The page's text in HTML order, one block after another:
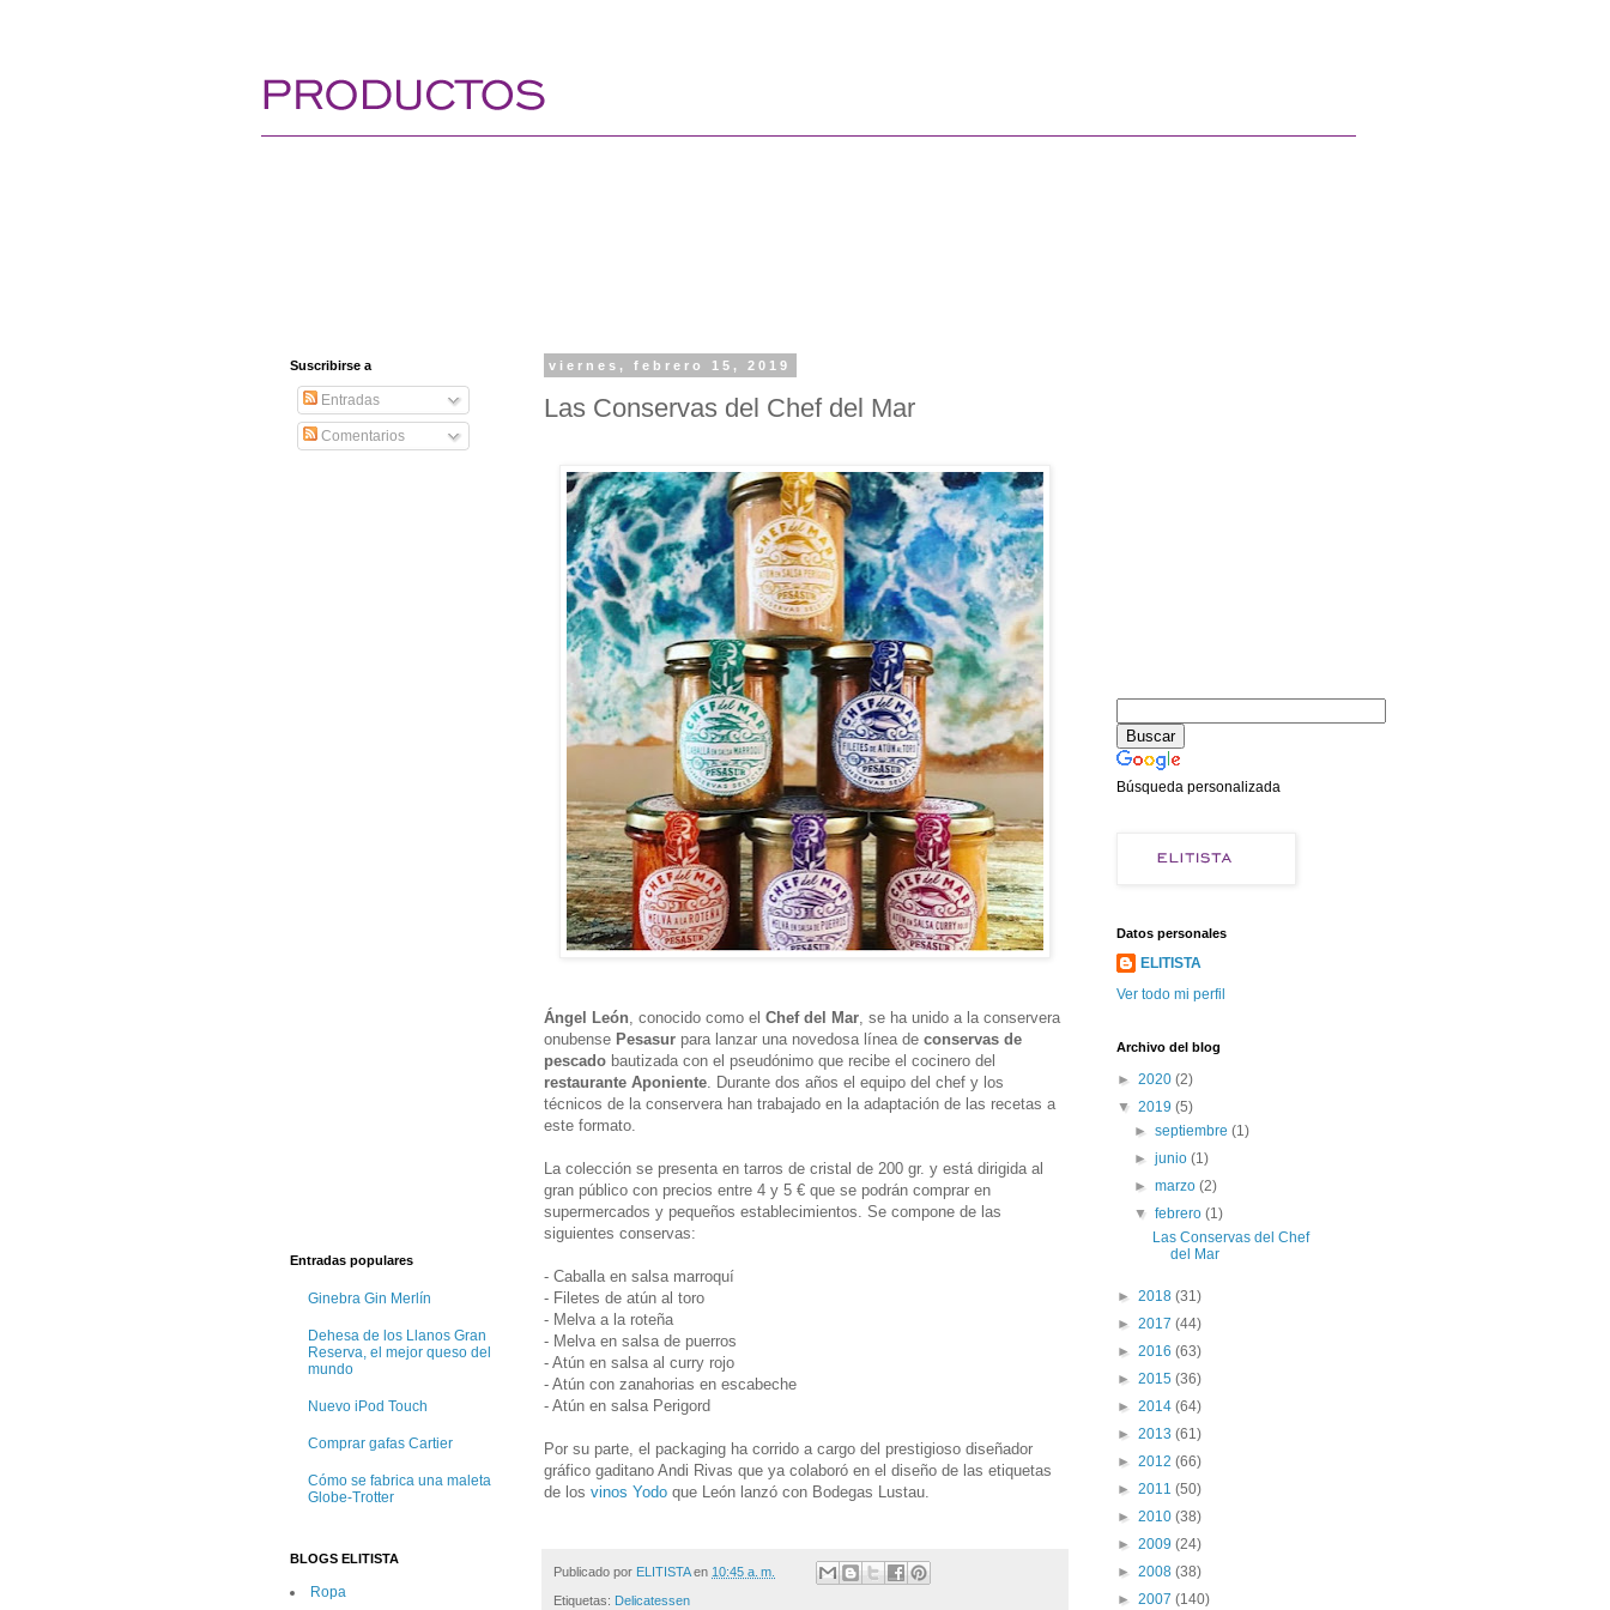
viernes, febrero 15, 2019
Las Conservas del Chef del Mar
Ángel León , conocido como el Chef del Mar , se ha unido a la conservera
onubense Pesasur para lanzar una novedosa línea de conservas de
pescado bautizada con el pseudónimo que recibe el cocinero del
restaurante Aponiente . Durante dos años el equipo del chef y los
técnicos de la conservera han trabajado en la adaptación de las recetas a
este formato.
La colección se presenta en tarros de cristal de 200 gr. y está dirigida al
gran público con precios entre 4 y 5 € que se podrán comprar en
supermercados y pequeños establecimientos. Se compone de las
siguientes conservas:
- Caballa en salsa marroquí
- Filetes de atún al toro
- Melva a la roteña
- Melva en salsa de puerros
- Atún en salsa al curry rojo
- Atún con zanahorias en escabeche
- Atún en salsa Perigord
Por su parte, el packaging ha corrido a cargo del prestigioso diseñador
gráfico gaditano Andi Rivas que ya colaboró en el diseño de las etiquetas
de los vinos Yodo que León lanzó con Bodegas Lustau.
Publicado por ELITISTA en 10:45 a. m.
Etiquetas: Delicatessen
Suscribirse a
Entradas
Comentarios
Entradas populares
Ginebra Gin Merlín
Dehesa de los Llanos Gran
Reserva, el mejor queso del
mundo
Nuevo iPod Touch
Comprar gafas Cartier
Cómo se fabrica una maleta
Globe-Trotter
BLOGS ELITISTA
Ropa
Búsqueda personalizada
Datos personales
ELITISTA
Ver todo mi perfil
Archivo del blog
► 2020 (2)
▼ 2019 (5)
►septiembre(1)
►junio(1)
►marzo(2)
▼febrero(1)
Las Conservas del Chef
del Mar
► 2018 (31)
► 2017 (44)
► 2016 (63)
► 2015 (36)
► 2014 (64)
► 2013 (61)
► 2012 (66)
► 2011 (50)
► 2010 (38)
► 2009 (24)
► 2008 (38)
► 2007 (140)